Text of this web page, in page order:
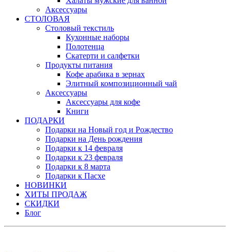
Аксессуары
СТОЛОВАЯ
Столовый текстиль
Кухонные наборы
Полотенца
Скатерти и салфетки
Продукты питания
Кофе арабика в зернах
Элитный композиционный чай
Аксессуары
Аксессуары для кофе
Книги
ПОДАРКИ
Подарки на Новый год и Рождество
Подарки на День рождения
Подарки к 14 февраля
Подарки к 23 февраля
Подарки к 8 марта
Подарки к Пасхе
НОВИНКИ
ХИТЫ ПРОДАЖ
СКИДКИ
Блог